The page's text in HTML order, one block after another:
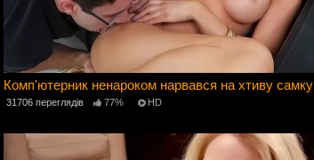
Комп'ютерник ненароком нарвався на хтиву самку
31706 переглядів 77% HD